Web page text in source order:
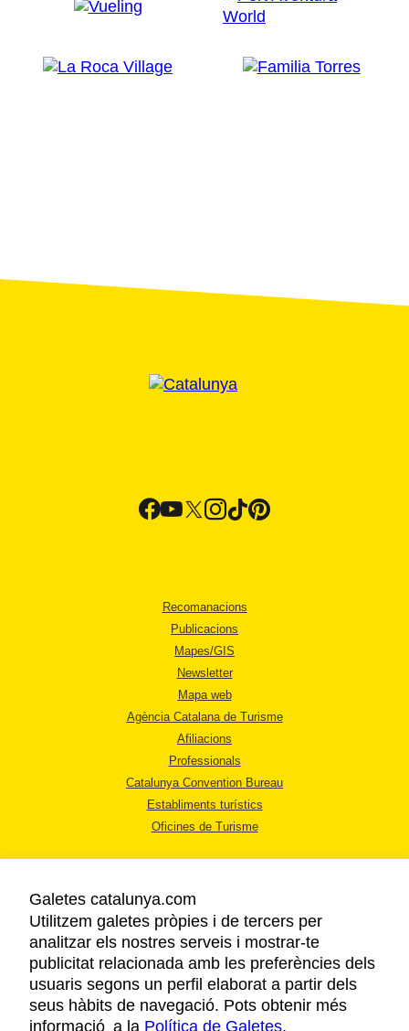
Recomanacions
Publicacions
Mapes/GIS
Newsletter
Mapa web
Agència Catalana de Turisme
Afiliacions
Professionals
Catalunya Convention Bureau
Establiments turístics
Oficines de Turisme
AVÍS LEGAL
POLÍTICA DE PRIVACITAT
COOKIES
ACCESSIBILITAT
Galetes catalunya.com
Utilitzem galetes pròpies i de tercers per
analitzar els nostres serveis i mostrar-te
publicitat relacionada amb les preferències dels
usuaris segons un perfil elaborat a partir dels
seus hàbits de navegació. Pots obtenir més
informació a la Política de Galetes.